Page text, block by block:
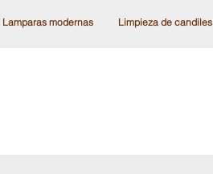
Lamparas modernas Limpieza de candiles